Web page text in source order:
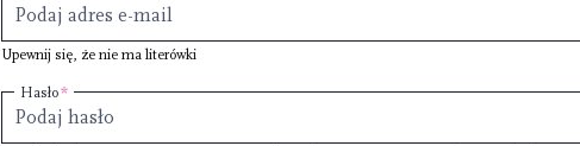
Upewnij się, że nie ma literówki
Hasło